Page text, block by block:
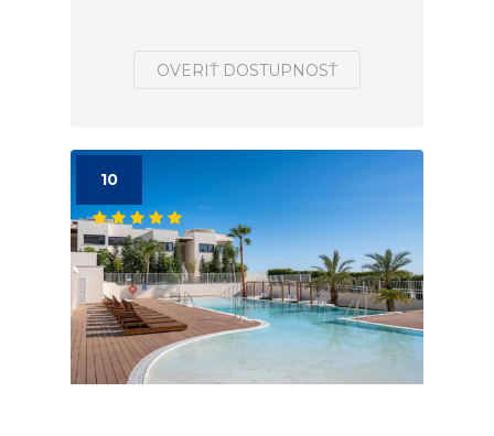
OVERIŤ DOSTUPNOSŤ
10